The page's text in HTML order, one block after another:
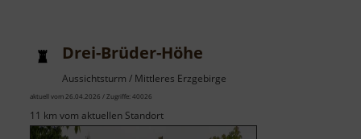
Drei-Brüder-Höhe
Aussichtsturm / Mittleres Erzgebirge
aktuell vom 26.04.2026 / Zugriffe: 40026
11 km vom aktuellen Standort